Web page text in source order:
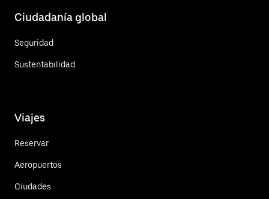
Ciudadanía global
Seguridad
Sustentabilidad
Viajes
Reservar
Aeropuertos
Ciudades